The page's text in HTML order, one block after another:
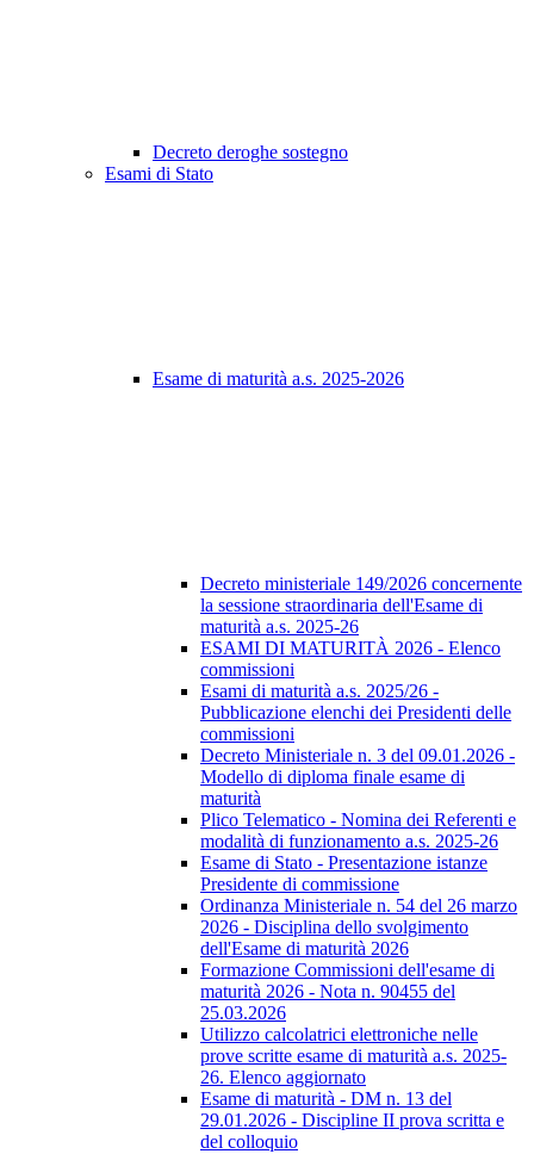
Decreto deroghe sostegno
Esami di Stato
Esame di maturità a.s. 2025-2026
Decreto ministeriale 149/2026 concernente
la sessione straordinaria dell'Esame di
maturità a.s. 2025-26
ESAMI DI MATURITÀ 2026 - Elenco
commissioni
Esami di maturità a.s. 2025/26 -
Pubblicazione elenchi dei Presidenti delle
commissioni
Decreto Ministeriale n. 3 del 09.01.2026 -
Modello di diploma finale esame di
maturità
Plico Telematico - Nomina dei Referenti e
modalità di funzionamento a.s. 2025-26
Esame di Stato - Presentazione istanze
Presidente di commissione
Ordinanza Ministeriale n. 54 del 26 marzo
2026 - Disciplina dello svolgimento
dell'Esame di maturità 2026
Formazione Commissioni dell'esame di
maturità 2026 - Nota n. 90455 del
25.03.2026
Utilizzo calcolatrici elettroniche nelle
prove scritte esame di maturità a.s. 2025-
26. Elenco aggiornato
Esame di maturità - DM n. 13 del
29.01.2026 - Discipline II prova scritta e
del colloquio